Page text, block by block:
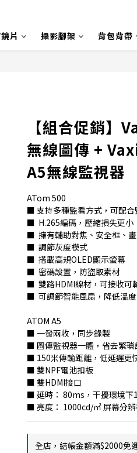
片 攝影腳架 背包背帶
【組合促銷】
無線圖傳 +
A5無線監視器
ATom 500
■ 支持多種監看方式，可配合
■  H.265編碼，壓縮損失更小
■  擁有輔助對焦、安全框、
■  調節灰度模式
■  搭載高規OLED顯示螢幕
■  密碼設置，防盜取素材
■  雙路HDMI線材，可接收可
■  可調節智能風扇，降低溫度
ATOM A5
■ 一發兩收，同步錄製
■ 圖傳監視器一體，省去繁
■ 150米傳輸距離，低延遲更
■ 雙NPF電池扣板
■ 雙HDMI接口
■ 延時： 80ms，干擾環境
■ 亮度： 1000cd/㎡ 屏幕分
全店，結帳金額滿$2000免